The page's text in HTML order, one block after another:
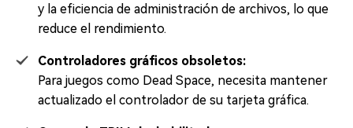
y la eficiencia de administración de archivos, lo que
reduce el rendimiento.
Controladores gráficos obsoletos:
Para juegos como Dead Space, necesita mantener
actualizado el controlador de su tarjeta gráfica.